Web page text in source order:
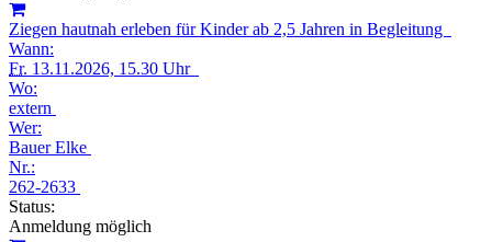
Ziegen hautnah erleben für Kinder ab 2,5 Jahren in Begleitung
Wann:
Fr. 13.11.2026, 15.30 Uhr
Wo:
extern
Wer:
Bauer Elke
Nr.:
262-2633
Status:
Anmeldung möglich